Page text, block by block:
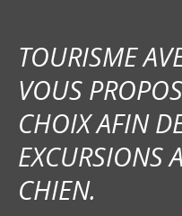
TOURISME
VOUS
CHOIX AFIN
EXCURSIONS
CHIEN.